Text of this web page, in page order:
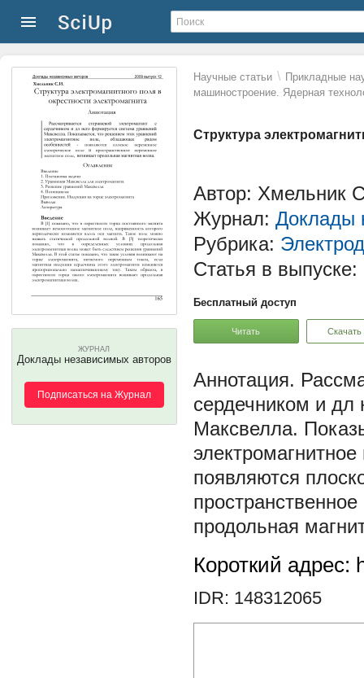
Научные статьи \ Прикладные
машиностроение. Ядерная
Структура
ЖУРНАЛ
Доклады независимых авторов
Подписаться на Журнал
Автор: Хмельник
Журнал: Доклады
Рубрика:
Статья в выпуске:
Бесплатный доступ
Читать Скачать
сердечником и дл
Максвелла.
появляются
продольная
Короткий адрес:
IDR: 148312065